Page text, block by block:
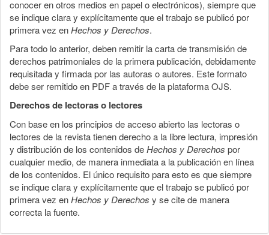
conocer en otros medios en papel o electrónicos), siempre que
se indique clara y explícitamente que el trabajo se publicó por
primera vez enHechos y Derechos.
Para todo lo anterior, deben remitir la carta de transmisión de
derechos patrimoniales de la primera publicación, debidamente
requisitada y firmada por las autoras o autores. Este formato
debe ser remitido en PDF a través de la plataforma OJS.
Derechos de lectoras o lectores
Con base en los principios de acceso abierto las lectoras o
lectores de la revista tienen derecho a la libre lectura, impresión
y distribución de los contenidos deHechos y Derechos por
cualquier medio, de manera inmediata a la publicación en línea
de los contenidos. El único requisito para esto es que siempre
se indique clara y explícitamente que el trabajo se publicó por
primera vez enHechos y Derechos y se cite de manera
correcta la fuente.